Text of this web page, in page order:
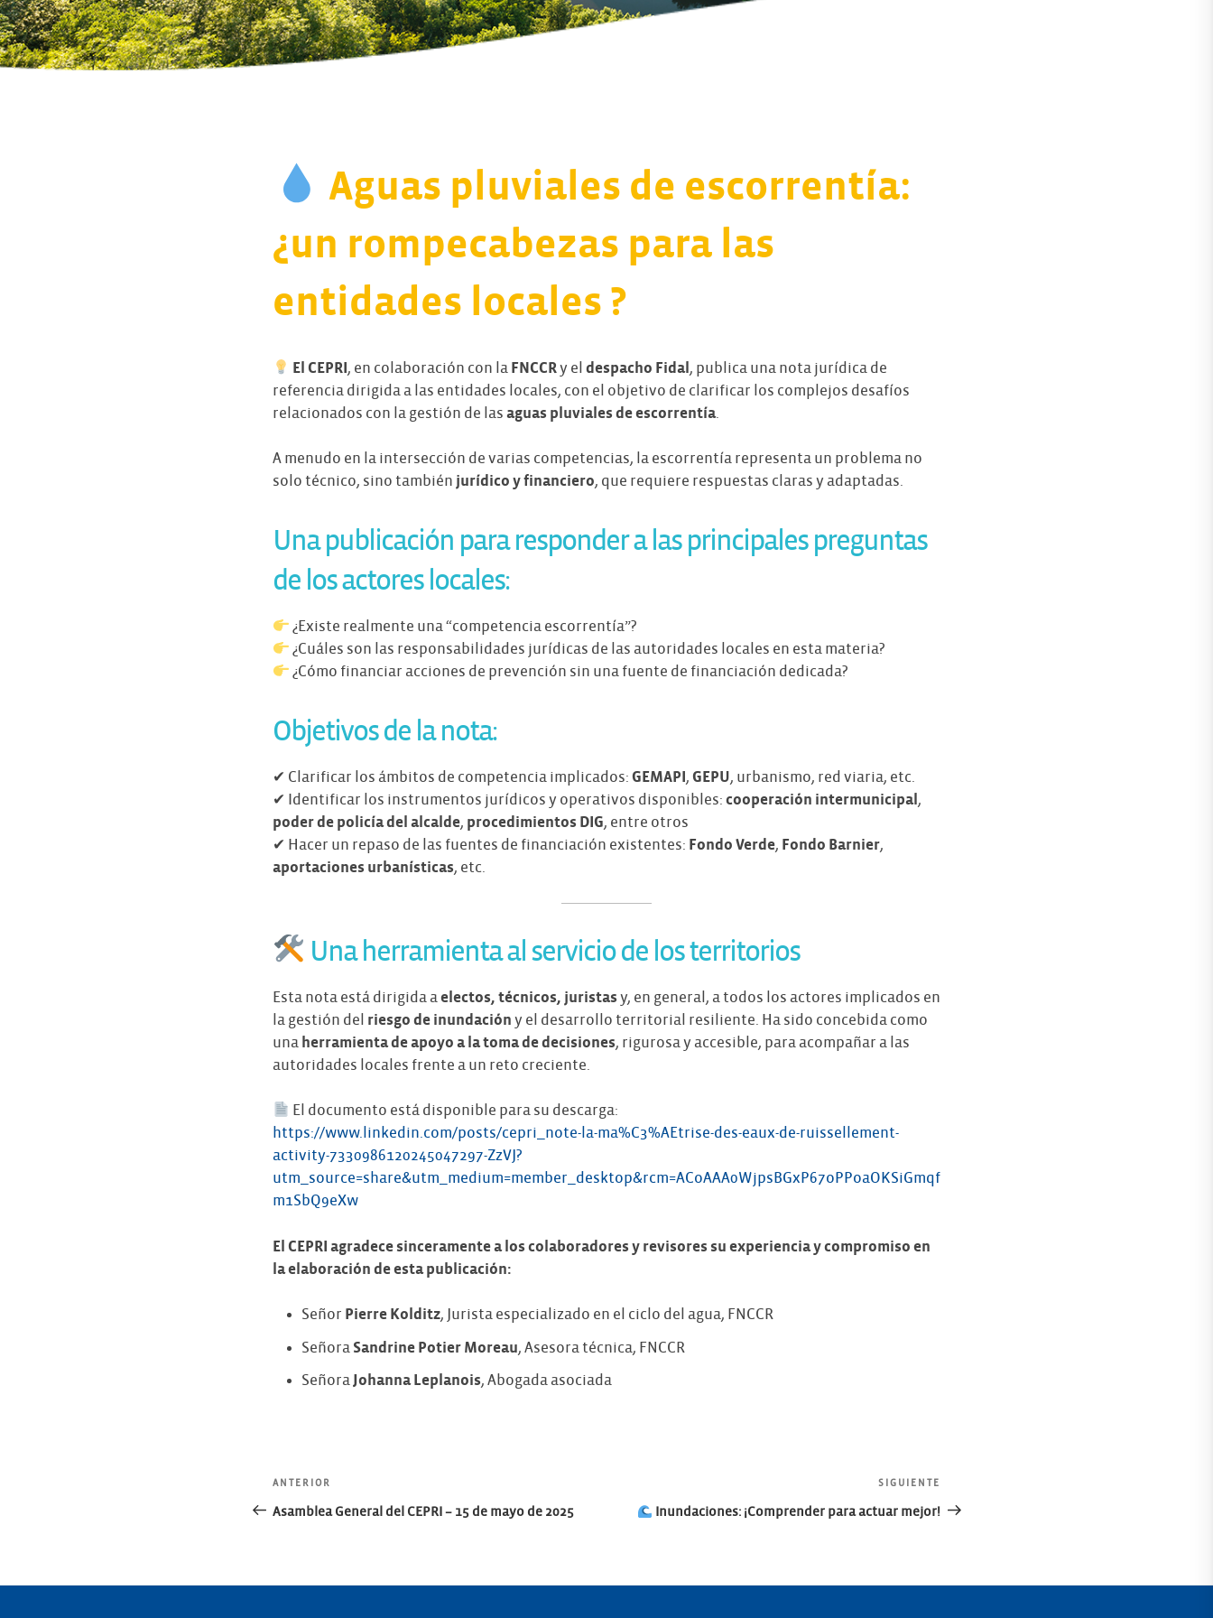
Aguas pluviales de escorrentía:
¿un rompecabezas para las
entidades locales ?
El CEPRI , en colaboración con la FNCCRy eldespacho Fidal , publica una nota jurídica de
referencia dirigida a las entidades locales, con el objetivo de clarificar los complejos desafíos
relacionados con la gestión de las aguas pluviales de escorrentía.
A menudo en la intersección de varias competencias, la escorrentía representa un problema no
solo técnico, sino también jurídico y financiero, que requiere respuestas claras y adaptadas.
Una publicación para responder a las principales preguntas
de los actores locales:
¿Existe realmente una “competencia escorrentía”?
¿Cuáles son las responsabilidades jurídicas de las autoridades locales en esta materia?
¿Cómo financiar acciones de prevención sin una fuente de financiación dedicada?
Objetivos de la nota:
✔ Clarificar los ámbitos de competencia implicados: GEMAPI , GEPU, urbanismo, red viaria, etc.
✔ Identificar los instrumentos jurídicos y operativos disponibles: cooperación intermunicipal ,
poder de policía del alcalde, procedimientos DIG, entre otros
✔ Hacer un repaso de las fuentes de financiación existentes: Fondo Verde, Fondo Barnier,
aportaciones urbanísticas, etc.
Una herramienta al servicio de los territorios
Esta nota está dirigida aelectos, técnicos, juristas y, en general, a todos los actores implicados en
la gestión del riesgo de inundación y el desarrollo territorial resiliente. Ha sido concebida como
una herramienta de apoyo a la toma de decisiones, rigurosa y accesible, para acompañar a las
autoridades locales frente a un reto creciente.
El documento está disponible para su descarga:
https://www.linkedin.com/posts/cepri_note-la-ma%C3%AEtrise-des-eaux-de-ruissellement-
activity-7330986120245047297-ZzVJ?
utm_source=share&utm_medium=member_desktop&rcm=ACoAAA0WjpsBGxP67oPPoaOKSiGmqf
m1SbQ9eXw
El CEPRI agradece sinceramente a los colaboradores y revisores su experiencia y compromiso en
la elaboración de esta publicación:
Señor Pierre Kolditz, Jurista especializado en el ciclo del agua, FNCCR
Señora Sandrine Potier Moreau, Asesora técnica, FNCCR
SeñoraJohanna Leplanois, Abogada asociada
Navegación
entradas
Entrada
anterior:
ANTERIOR
Asamblea General del CEPRI – 15 de mayo de 2025
entrada
SIGUIENTE
Inundaciones: ¡Comprender para actuar mejor!